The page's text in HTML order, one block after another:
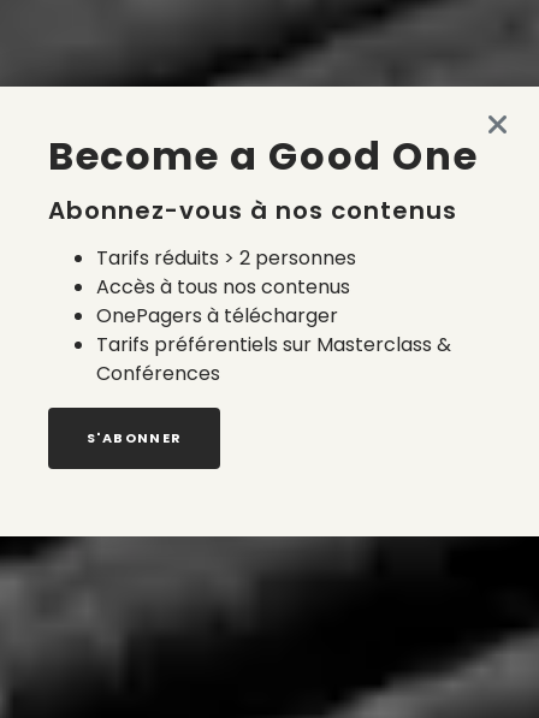
Become a Good One
Abonnez-vous à nos contenus
Tarifs réduits > 2 personnes
Accès à tous nos contenus
OnePagers à télécharger
Tarifs préférentiels sur Masterclass &
Conférences
S'ABONNER